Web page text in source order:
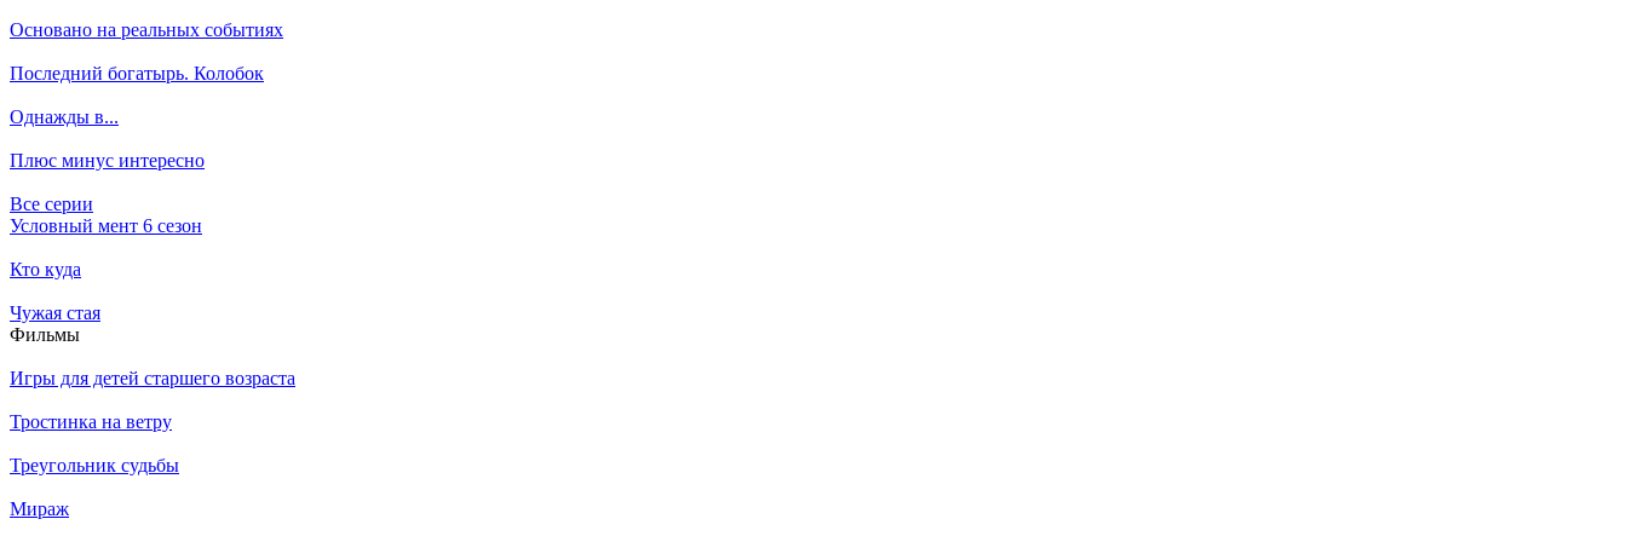
Основано на реальных событиях
Последний богатырь. Колобок
Однажды в...
Плюс минус интересно
Все серии
Условный мент 6 сезон
Кто куда
Чужая стая
Филь­мы
Игры для детей старшего возраста
Тростинка на ветру
Треугольник судьбы
Мираж